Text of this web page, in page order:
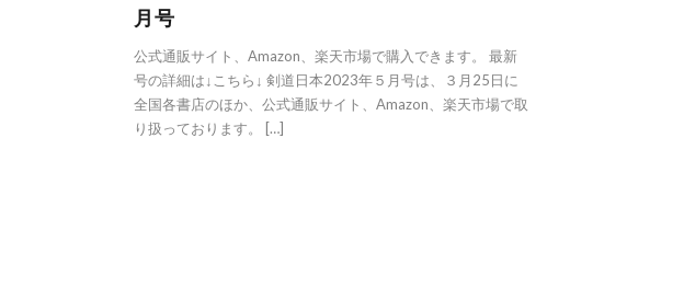
月号
公式通販サイト、Amazon、楽天市場で購入できます。 最新
号の詳細は↓こちら↓ 剣道日本2023年５月号は、３月25日に
全国各書店のほか、公式通販サイト、Amazon、楽天市場で取
り扱っております。 […]